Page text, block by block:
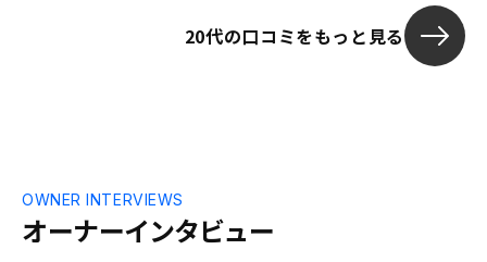
き続き、よろ
20代の口コミをもっと見る
オーナーインタビュー
OWNER INTERVIEWS